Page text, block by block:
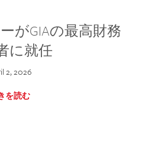
がGIAの最高財務
に就任
2, 2026
を読む